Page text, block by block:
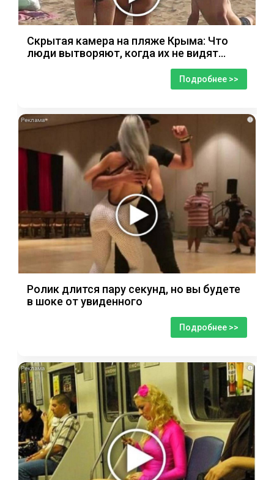
Скрытая камера на пляже Крыма: Что
люди вытворяют, когда их не видят...
Подробнее >>
i
Ролик длится пару секунд, но вы будете
в шоке от увиденного
Подробнее >>
i